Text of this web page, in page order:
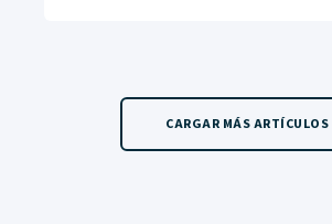
CARGAR MÁS ARTÍCULOS